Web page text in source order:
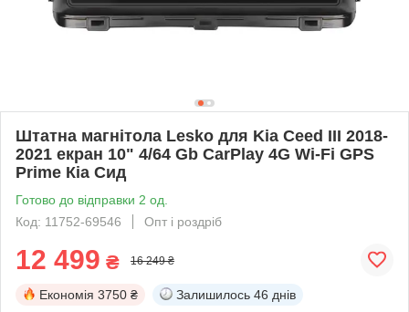
Штатна магнітола Lesko для Kia Ceed III 2018-
2021 екран 10" 4/64 Gb CarPlay 4G Wi-Fi GPS
Prime Кіа Сид
Готово до відправки 2 од.
Код: 11752-69546
Опт і роздріб
12 499 ₴ 16 249 ₴
Економія 3750 ₴ Залишилось 46 днів